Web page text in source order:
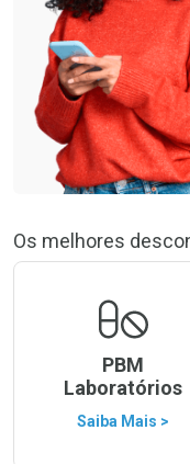
Os melhores
PBM
Laboratórios
Saiba Mais >